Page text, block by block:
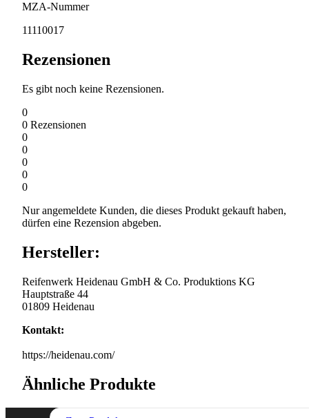
MZA-Nummer
11110017
Rezensionen
Es gibt noch keine Rezensionen.
0
0 Rezensionen
0
0
0
0
0
Nur angemeldete Kunden, die dieses Produkt gekauft haben,
dürfen eine Rezension abgeben.
Hersteller:
Reifenwerk Heidenau GmbH & Co. Produktions KG
Hauptstraße 44
01809 Heidenau
Kontakt:
https://heidenau.com/
Ähnliche Produkte